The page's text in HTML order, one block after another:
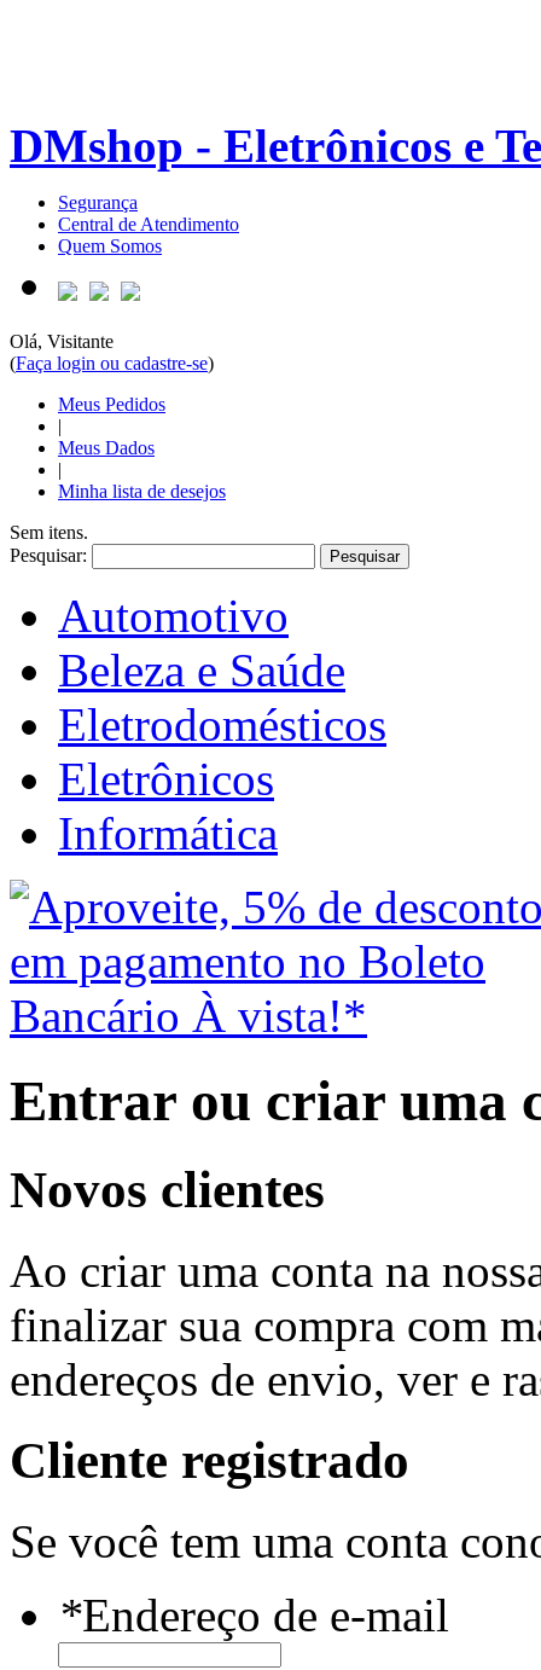
DMshop - Eletrônicos e
Segurança
Central de Atendimento
Quem Somos
Olá, Visitante
(Faça login ou cadastre-se)
Meus Pedidos
|
Meus Dados
|
Minha lista de desejos
Sem itens.
Pesquisar:
Pesquisar
Automotivo
Beleza e Saúde
Eletrodomésticos
Eletrônicos
Informática
Entrar ou criar uma
Novos clientes
Ao criar uma conta na
finalizar sua compra com
endereços de envio, ver e
Cliente registrado
Se você tem uma conta
*Endereço de e-mail